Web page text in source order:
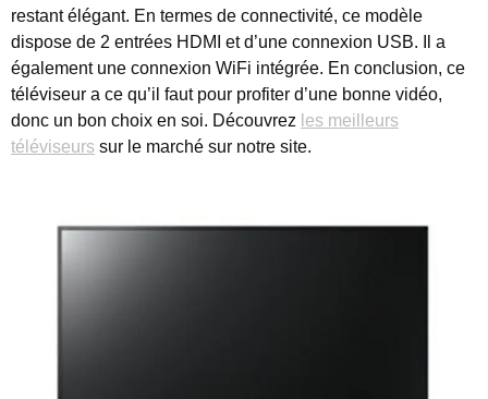
restant élégant. En termes de connectivité, ce modèle
dispose de 2 entrées HDMI et d’une connexion USB. Il a
également une connexion WiFi intégrée. En conclusion, ce
téléviseur a ce qu’il faut pour profiter d’une bonne vidéo,
donc un bon choix en soi. Découvrez les meilleurs
téléviseurs sur le marché sur notre site.